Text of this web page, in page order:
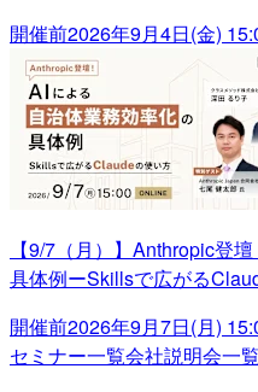
開催前2026年9月4日(金)
【9/7（月）】Anthropic登
具体例ーSkillsで広がる
開催前2026年9月7日(月)
セミナー一覧会社説明会一覧